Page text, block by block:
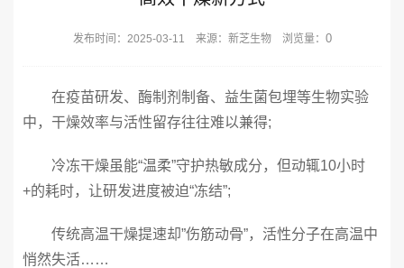
发布时间：2025-03-11 来源：新芝生物 浏览量： 0
在疫苗研发、酶制剂制备、益生菌包埋等生物实验
中，干燥效率与活性留存往往难以兼得;
冷冻干燥虽能“温柔”守护热敏成分，但动辄10小时
+的耗时，让研发进度被迫“冻结”;
传统高温干燥提速却”伤筋动骨”，活性分子在高温中
悄然失活……